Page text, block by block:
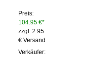
Preis:
104.95 €*
zzgl. 2.95
€ Versand
Verkäufer: